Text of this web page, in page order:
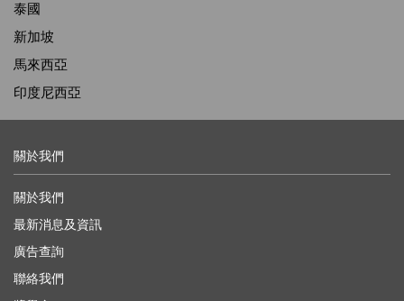
泰國
新加坡
馬來西亞
印度尼西亞
關於我們
關於我們
最新消息及資訊
廣告查詢
聯絡我們